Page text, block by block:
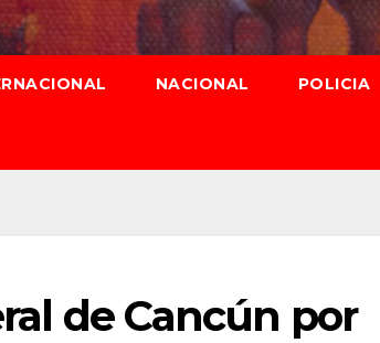
NACIONAL POLICIA
de Cancún por